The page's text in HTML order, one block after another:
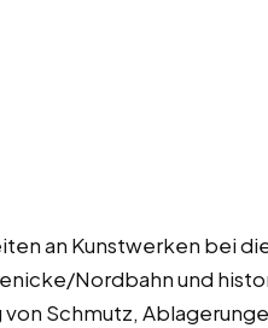
an Kunstwerken bei
Nordbahn und
Schmutz,